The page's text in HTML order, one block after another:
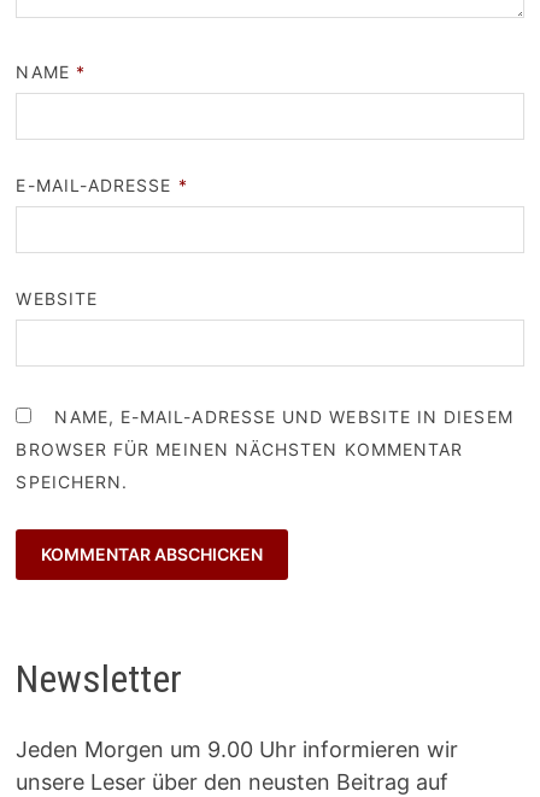
NAME *
E-MAIL-ADRESSE *
WEBSITE
NAME, E-MAIL-ADRESSE UND WEBSITE IN DIESEM
BROWSER FÜR MEINEN NÄCHSTEN KOMMENTAR
SPEICHERN.
Newsletter
Jeden Morgen um 9.00 Uhr informieren wir
unsere Leser über den neusten Beitrag auf